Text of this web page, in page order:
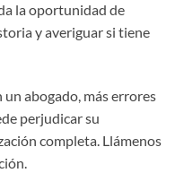
la oportunidad de
y averiguar si tiene
abogado, más errores
perjudicar su
completa. Llámenos